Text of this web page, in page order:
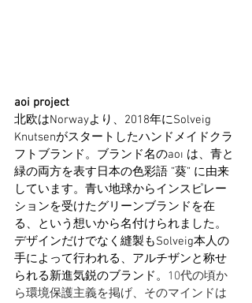
aoi project
北欧はNorwayより、2018年にSolveig
Knutsenがスタートしたハンドメイドクラ
フトブランド。ブランド名のaoı は、青と
緑の両方を表す日本の色彩語 ”葵” に由来
しています。青い地球からインスピレー
ションを受けたグリーンブランドを在
る、という想いから名付けられました。
デザインだけでなく縫製もSolveig本人の
手によって行われる、アルチザンと称せ
られる新進気鋭のブランド。 10代の頃か
ら環境保護主義を掲げ、そのマインドは